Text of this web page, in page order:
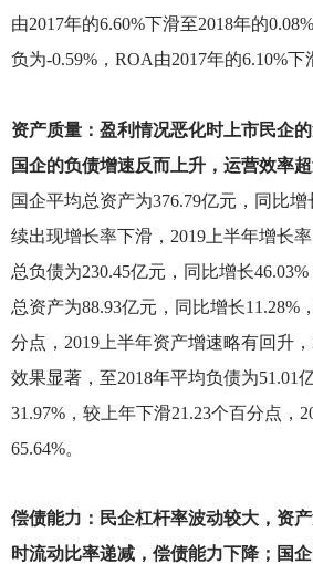
由2017年的6.60%下滑至2018年的
负为-0.59%，ROA由2017年的6.10%下
资产质量：盈利情况恶化时上市民企
国企的负债增速反而上升，运营效率超
国企平均总资产为376.79亿元，同比增
续出现增长率下滑，2019上半年增长
总负债为230.45亿元，同比增长
总资产为88.93亿元，同比增长11.28%
分点，2019上半年资产增速略有回升
效果显著，至2018年平均负债为51.01
31.97%，较上年下滑21.23个百分点，
65.64%。
偿债能力：民企杠杆率波动较大，资
时流动比率递减，偿债能力下降；国